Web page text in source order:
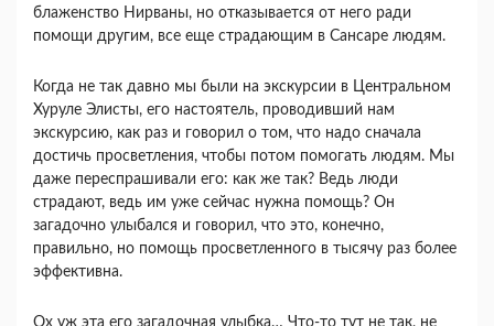
блаженство Нирваны, но отказывается от него ради
помощи другим, все еще страдающим в Сансаре людям.
Когда не так давно мы были на экскурсии в Центральном
Хуруле Элисты, его настоятель, проводивший нам
экскурсию, как раз и говорил о том, что надо сначала
достичь просветления, чтобы потом помогать людям. Мы
даже переспрашивали его: как же так? Ведь люди
страдают, ведь им уже сейчас нужна помощь? Он
загадочно улыбался и говорил, что это, конечно,
правильно, но помощь просветленного в тысячу раз более
эффективна.
Ох уж эта его загадочная улыбка… Что-то тут не так, не